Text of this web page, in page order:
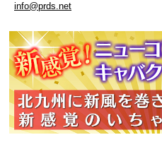
info@prds.net